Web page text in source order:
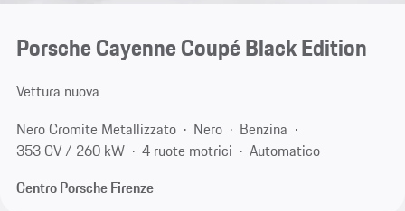
Porsche Cayenne Coupé Black Edition
Vettura nuova
Nero Cromite Metallizzato
Nero
Benzina
353 CV / 260 kW
4 ruote motrici
Automatico
Centro Porsche Firenze